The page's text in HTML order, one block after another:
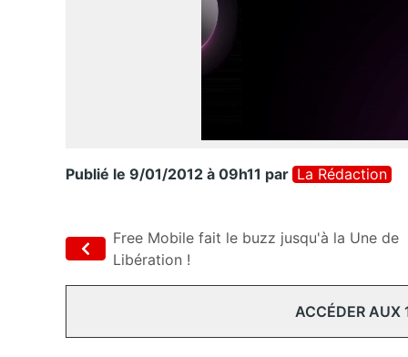
Publié le 9/01/2012 à 09h11 par La Rédaction
Free Mobile fait le buzz jusqu'à la Une de
Libération !
ACCÉDER AUX